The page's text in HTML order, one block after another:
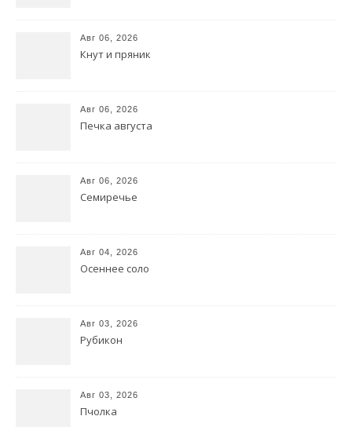
Авг 06, 2026
Кнут и пряник
Авг 06, 2026
Печка августа
Авг 06, 2026
Семиречье
Авг 04, 2026
Осеннее соло
Авг 03, 2026
Рубикон
Авг 03, 2026
Пчолка